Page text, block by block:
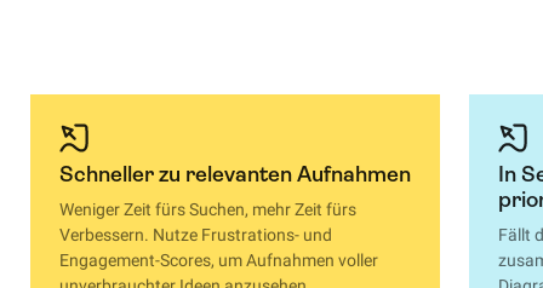
Schneller zu relevanten Aufnahmen
Weniger Zeit fürs Suchen, mehr Zeit fürs
Verbessern. Nutze Frustrations- und
Engagement-Scores, um Aufnahmen voller
In
Fällt